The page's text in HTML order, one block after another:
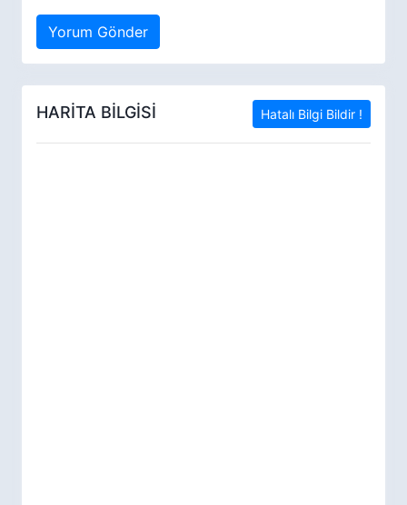
Yorum Gönder
HARİTA BİLGİSİ Hatalı Bilgi Bildir !